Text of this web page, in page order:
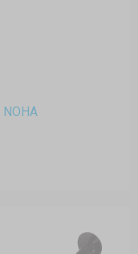
NOHA